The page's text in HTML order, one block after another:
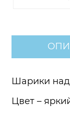
Шарики
Цвет –